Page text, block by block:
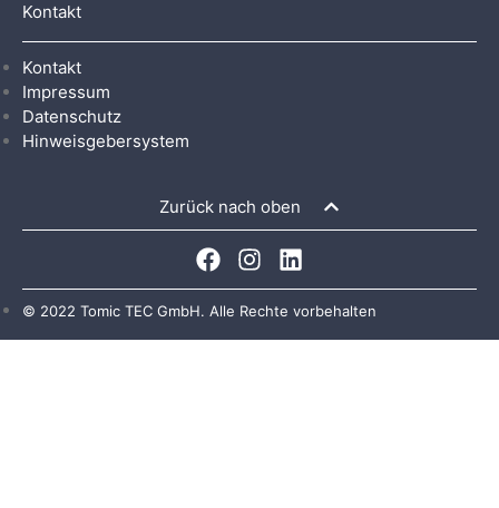
Kontakt
Kontakt
Impressum
Datenschutz
Hinweisgebersystem
Zurück nach oben
© 2022 Tomic TEC GmbH. Alle Rechte vorbehalten